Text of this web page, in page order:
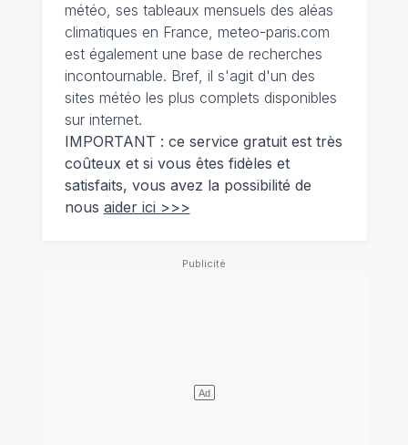
météo, ses tableaux mensuels des aléas
climatiques en France, meteo-paris.com
est également une base de recherches
incontournable. Bref, il s'agit d'un des
sites météo les plus complets disponibles
sur internet.
IMPORTANT : ce service gratuit est très
coûteux et si vous êtes fidèles et
satisfaits, vous avez la possibilité de
nous aider ici >>>